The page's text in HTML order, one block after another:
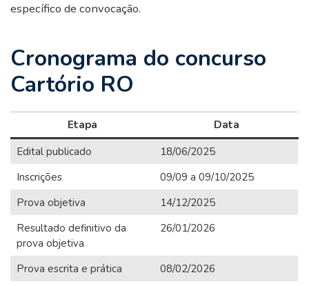
específico de convocação.
Cronograma do concurso
Cartório RO
Etapa
Data
Edital publicado
18/06/2025
Inscrições
09/09 a 09/10/2025
Prova objetiva
14/12/2025
Resultado definitivo da
prova objetiva
26/01/2026
Prova escrita e prática 08/02/2026